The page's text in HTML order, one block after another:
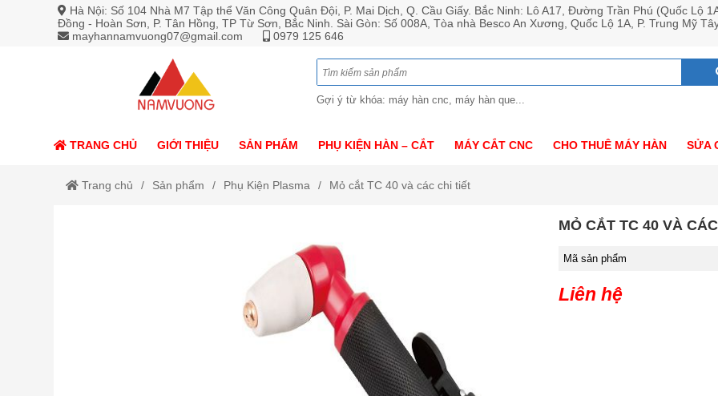
Hà Nội: Số 104 Nhà M7 Tập thể Văn Công Quân Đội, P. Mai Dịch, Q. Cầu Giấy. Bắc Ninh: Lô A17, Đường Trần Phú (Quốc Lộ
Đồng - Hoàn Sơn, P. Tân Hồng, TP Từ Sơn, Bắc Ninh. Sài Gòn: Số 008A, Tòa nhà Besco An Xương, Quốc Lộ 1A, P. Trung Mỹ
mayhannamvuong07@gmail.com
0979 125 646
Gợi ý từ khóa: máy hàn cnc, máy hàn que...
TRANG CHỦ GIỚI THIỆU SẢN PHẨM PHỤ KIỆN HÀN – CẮT MÁY CẮT CNC CHO THUÊ MÁY HÀN SỬA
Trang chủ Sản phẩm Phụ Kiện Plasma Mỏ cắt TC 40 và các chi tiết
MỎ CẮT TC 40 VÀ
Mã sản phẩm
Liên hệ